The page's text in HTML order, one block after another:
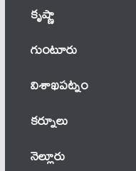
కృష్ణా
గుంటూరు
విశాఖపట్నం
కర్నూలు
నెల్లూరు